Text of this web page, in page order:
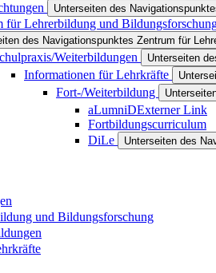
Unterseiten des
für Lehrerbildung und
des Navigationspunktes Zentrum für
Weiterbildungen Unterseiten
Informationen für Lehrkräfte
Fort-/Weiterbildung
aLumniDExterner Link
Fortbildungscurriculum
DiLe
Unterseiten des
und Bildungsforschung